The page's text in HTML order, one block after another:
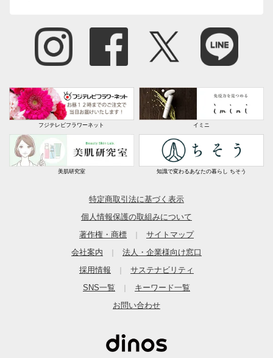
フジテレビフラワーネット イミニ
美肌研究室 知識で変わるあなたの暮らし ちそう
特定商取引法に基づく表示
個人情報保護の取組みについて
著作権・商標
サイトマップ
会社案内
法人・企業様向け窓口
採用情報
サステナビリティ
SNS一覧
キーワード一覧
お問い合わせ